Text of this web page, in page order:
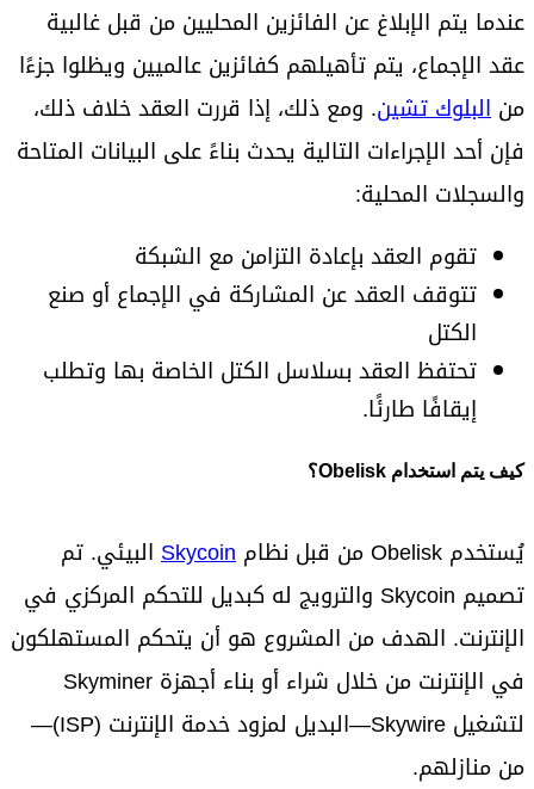
عندما يتم الإبلاغ عن الفائزين المحليين من قبل غالبية
عقد الإجماع، يتم تأهيلهم كفائزين عالميين ويظلوا جزءًا
من البلوك تشين. ومع ذلك، إذا قررت العقد خلاف ذلك،
فإن أحد الإجراءات التالية يحدث بناءً على البيانات المتاحة
والسجلات المحلية:
تقوم العقد بإعادة التزامن مع الشبكة
تتوقف العقد عن المشاركة في الإجماع أو صنع
الكتل
تحتفظ العقد بسلاسل الكتل الخاصة بها وتطلب
إيقافًا طارئًا.
كيف يتم استخدام Obelisk؟
يُستخدم Obelisk من قبل نظام Skycoin البيئي. تم
تصميم Skycoin والترويج له كبديل للتحكم المركزي في
الإنترنت. الهدف من المشروع هو أن يتحكم المستهلكون
في الإنترنت من خلال شراء أو بناء أجهزة Skyminer
لتشغيل Skywire—البديل لمزود خدمة الإنترنت (ISP)—
من منازلهم.